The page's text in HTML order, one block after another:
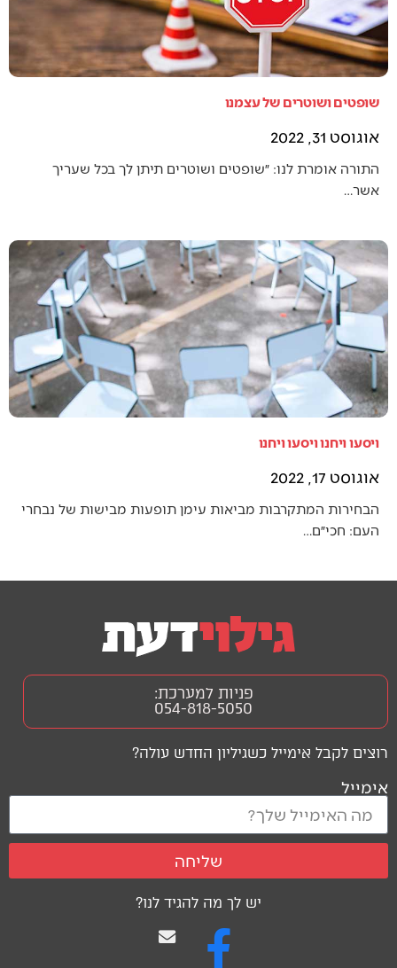
שופטים ושוטרים של עצמנו
אוגוסט 31, 2022
התורה אומרת לנו: ״שופטים ושוטרים תיתן לך בכל שעריך
אשר…
ויסעו ויחנו ויסעו ויחנו
אוגוסט 17, 2022
הבחירות המתקרבות מביאות עימן תופעות מבישות של נבחרי
העם: חכי״ם…
יש לך מה להגיד לנו?
רוצים לקבל אימייל כשגיליון החדש עולה?
אימייל
שליחה
פניות למערכת:
054-818-5050